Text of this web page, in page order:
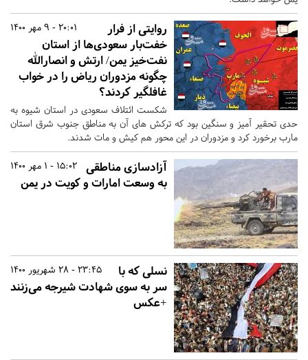
20:01 - 9 مهر 1400
روایتی از فرار
خفت‌بار سعودی‌ها از استان
نفت‌خیز یمن/ ارتش و انصارالله
چگونه مزدوران ریاض را در خواب
غافلگیر کردند؟
شکست ائتلاف سعودی در استان شیوه به
حدی تحقیر آمیز و سنگین بود که ترکش های آن به مناطق جنوب شرق استان
مارب برخورد کرد و مزدوران در این محور هم کیش و مات شدند.
15:02 - 1 مهر 1400
آزادسازی مناطقی
به وسعت امارات و کویت در یمن
23:45 - 28 شهریور 1400
نسلی که با
سر به سوی ‎شهادت شیرجه می‌زنند
+عکس